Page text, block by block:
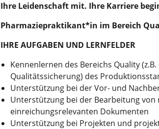
Ihre Leidenschaft mit. Ihre Karriere
Pharmaziepraktikant*in im Bereich
IHRE AUFGABEN UND LERNFELDER
Kennenlernen des Bereichs Quality
Qualitätssicherung) des
Unterstützung bei der Vor- und
Unterstützung bei der Bearbeitung von
einreichungsrelevanten Dokumenten
Unterstützung bei Projekten und